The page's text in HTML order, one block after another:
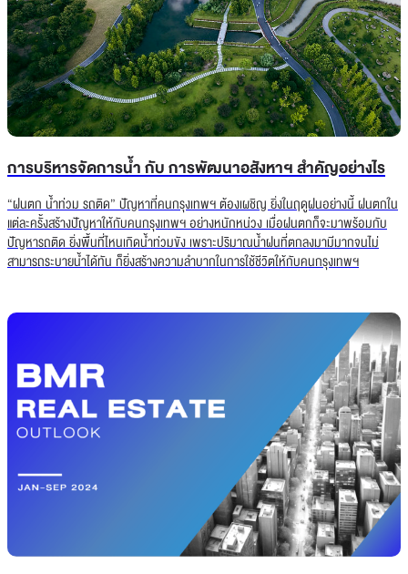
การบริหารจัดการน้ำ กับ การพัฒนาอสังหาฯ สำคัญอย่างไร
“ฝนตก น้ำท่วม รถติด” ปัญหาที่คนกรุงเทพฯ ต้องเผชิญ ยิ่งในฤดูฝนอย่างนี้ ฝนตกใน
แต่ละครั้งสร้างปัญหาให้กับคนกรุงเทพฯ อย่างหนักหน่วง เมื่อฝนตกก็จะมาพร้อมกับ
ปัญหารถติด ยิ่งพื้นที่ไหนเกิดน้ำท่วมขัง เพราะปริมาณน้ำฝนที่ตกลงมามีมากจนไม่
สามารถระบายน้ำได้ทัน ก็ยิ่งสร้างความลำบากในการใช้ชีวิตให้กับคนกรุงเทพฯ